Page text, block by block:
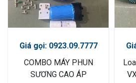
Giá gọi: 0923.09.7777
COMBO MÁY PHUN
SƯƠNG CAO ÁP